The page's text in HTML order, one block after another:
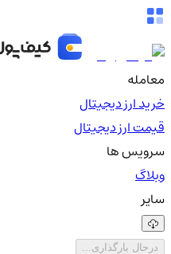
معامله
خرید ارز دیجیتال
قیمت ارز دیجیتال
سرویس ها
وبلاگ
سایر
درحال بارگذاری...